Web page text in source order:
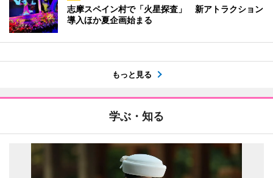
志摩スペイン村で「火星探査」 新アトラクション
導入ほか夏企画始まる
もっと見る
学ぶ・知る